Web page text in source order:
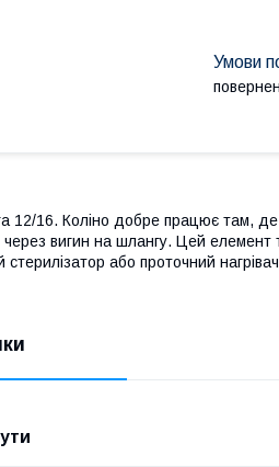
12/16. Коліно добре працює там,
вигин на шлангу. Цей елемент
стерилізатор або проточний